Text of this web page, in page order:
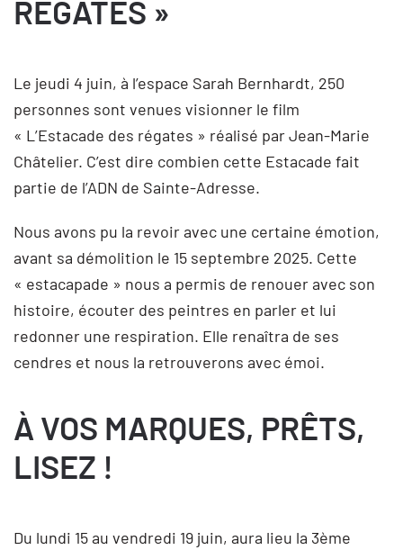
RÉGATES »
Le jeudi 4 juin, à l’espace Sarah Bernhardt, 250
personnes sont venues visionner le film
« L’Estacade des régates » réalisé par Jean-Marie
Châtelier. C’est dire combien cette Estacade fait
partie de l’ADN de Sainte-Adresse.
Nous avons pu la revoir avec une certaine émotion,
avant sa démolition le 15 septembre 2025. Cette
« estacapade » nous a permis de renouer avec son
histoire, écouter des peintres en parler et lui
redonner une respiration. Elle renaîtra de ses
cendres et nous la retrouverons avec émoi.
À VOS MARQUES, PRÊTS,
LISEZ !
Du lundi 15 au vendredi 19 juin, aura lieu la 3ème